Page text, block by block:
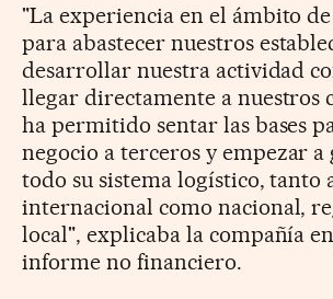
"La experiencia en el ámbito
para abastecer nuestros
desarrollar nuestra actividad
llegar directamente a nuestros
ha permitido sentar las bases
negocio a terceros y empezar a
todo su sistema logístico, tanto
internacional como nacional,
local", explicaba la compañía
informe no financiero.